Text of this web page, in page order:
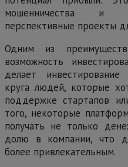
мошенничества и
перспективные проекты
Одним из преимуществ
возможность
делает
круга людей, которые
поддержке стартапов
того, некоторые
получать не только
долю в компании, что
более привлекательным.